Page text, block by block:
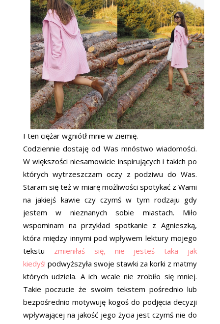
I ten ciężar wgniótł mnie w ziemię.
Codziennie dostaję od Was mnóstwo wiadomości.
W większości niesamowicie inspirujących i takich po
których wytrzeszczam oczy z podziwu do Was.
Staram się też w miarę możliwości spotykać z Wami
na jakiejś kawie czy czymś w tym rodzaju gdy
jestem w nieznanych sobie miastach. Miło
wspominam na przykład spotkanie z Agnieszką,
która między innymi pod wpływem lektury mojego
tekstu zmieniłaś się, nie jesteś taka jak
kiedyś! podwyższyła swoje stawki za korki z matmy
których udziela. A ich wcale nie zrobiło się mniej.
Takie poczucie że swoim tekstem pośrednio lub
bezpośrednio motywuję kogoś do podjęcia decyzji
wpływającej na jakość jego życia jest czymś nie do